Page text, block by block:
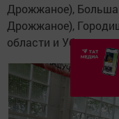
Дрожжаное),
Дрожжаное),
области и Убеи.